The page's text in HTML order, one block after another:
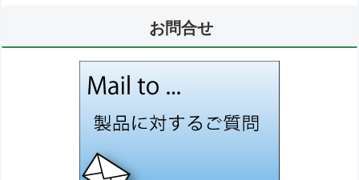
お問合せ